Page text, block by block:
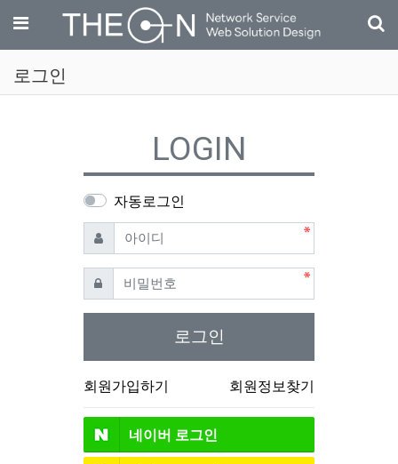
메뉴
로그인
LOGIN
자동로그인
아이디 필수
비밀번호필수
로그인
회원가입하기 회원정보찾기
네이버 로그인